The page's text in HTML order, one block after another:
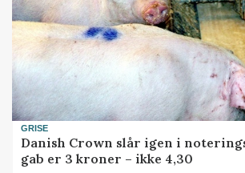
GRISE
Danish Crown slår igen i
gab er 3 kroner – ikke 4,30